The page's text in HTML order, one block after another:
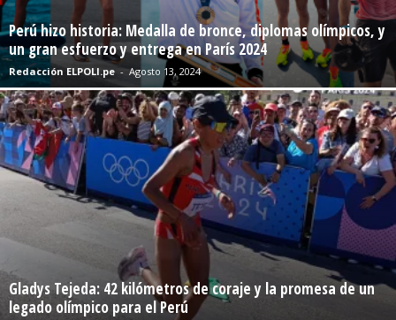
Perú hizo historia: Medalla de bronce, diplomas olímpicos, y
un gran esfuerzo y entrega en París 2024
Redacción ELPOLI.pe - Agosto 13, 2024
Gladys Tejeda: 42 kilómetros de coraje y la promesa de un
legado olímpico para el Perú